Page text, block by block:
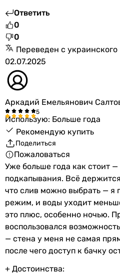
Ответить
0
0
Переведен с украинского
02.07.2025
Аркадий Емельянович
Использую: Больше года
Рекомендую купить
Поделиться
Пожаловаться
Уже больше года как стоит
подкапывания. Всё
что слив можно выбрать — я
режим, и воды уходит
это плюс, особенно ночью.
воспользовался
— стена у меня не самая
после чего доступ к бачку
+ Достоинства: